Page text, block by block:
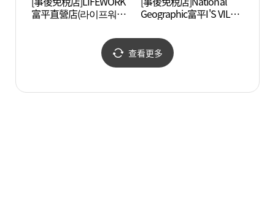
富平直營店(라이프워크
Geographic富平I'S VILL
평 아이즈빌점)
查看更多